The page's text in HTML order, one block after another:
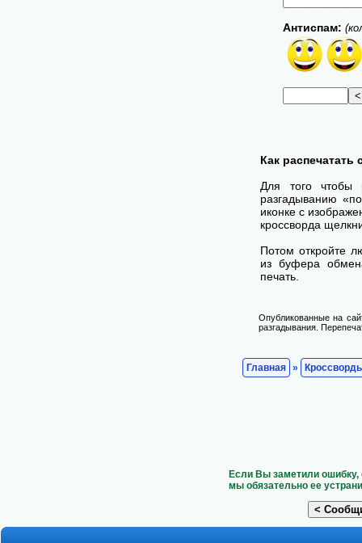
Антиспам:
Как
Для того чтобы
разгадыванию
иконке с
кроссворда
Потом откройте
из буфера
печать.
Опубликованные на
разгадывания.
Главная »
Если Вы заметили
мы обязательно ее